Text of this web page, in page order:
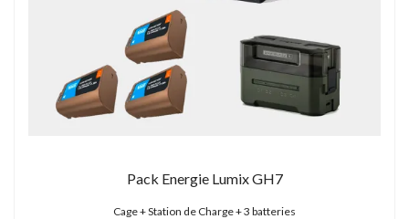
Pack Energie Lumix GH7
Cage + Station de Charge + 3 batteries